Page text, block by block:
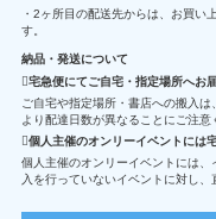
・2ヶ所目の配送先からは、お買い
す。
納品・発送について
宅急便にてご自宅・指定場所へお
ご自宅や指定場所・書店への搬入
より配達日数が異なることにご注意
個人主催のオンリーイベントには
個人主催のオンリーイベントには
入を行っていないイベントに対し、